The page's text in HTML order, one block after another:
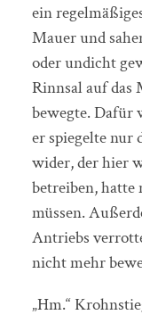
ein
Mauer und
oder undicht
Rinnsal auf das
bewegte. Dafür
er spiegelte nur
wider, der hier
betreiben, hatte
müssen.
Antriebs
nicht mehr
„Hm.“